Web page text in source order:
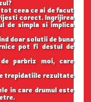
ceea ce ai de facut
corect. Ingrijirea
de simpla si implica
doar solutii de buna
pot fi destul de
parbriz moi, care
trepidatiile rezultate
in care drumul este